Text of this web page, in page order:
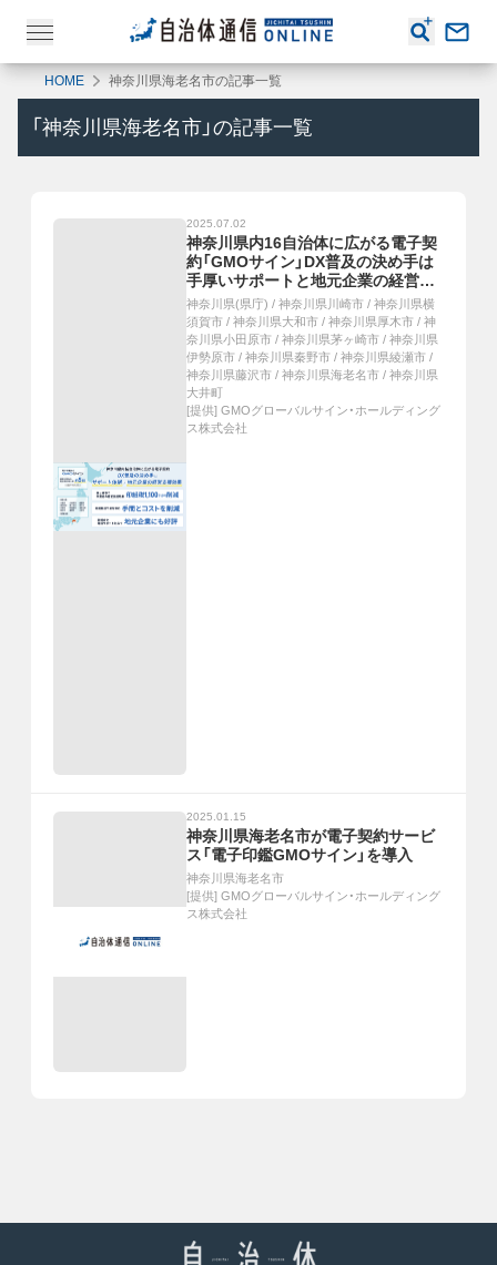
HOME 神奈川県海老名市の記事一覧
「 神奈川県海老名市 」の記事一覧
2025.07.02
神奈川県内16自治体に広がる電子契
約「GMOサイン」DX普及の決め手は
手厚いサポートと地元企業の経営支
援効果
神奈川県(県庁) / 神奈川県川崎市 / 神奈川県横
須賀市 / 神奈川県大和市 / 神奈川県厚木市 / 神
奈川県小田原市 / 神奈川県茅ヶ崎市 / 神奈川県
伊勢原市 / 神奈川県秦野市 / 神奈川県綾瀬市 /
神奈川県藤沢市 / 神奈川県海老名市 / 神奈川県
大井町
[提供] GMOグローバルサイン・ホールディング
ス株式会社
2025.01.15
神奈川県海老名市が電子契約サービ
ス「電子印鑑GMOサイン」を導入
神奈川県海老名市
[提供] GMOグローバルサイン・ホールディング
ス株式会社